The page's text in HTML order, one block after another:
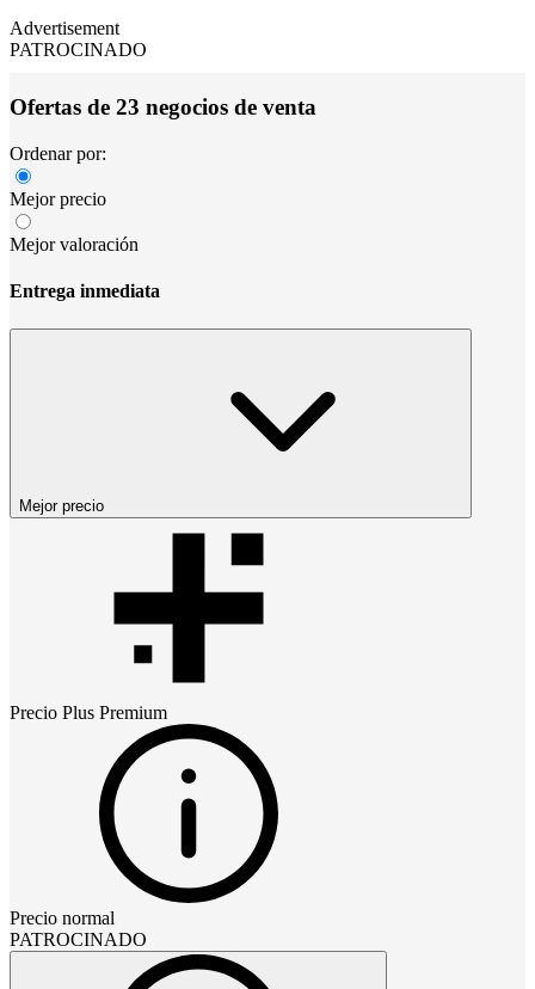
Advertisement
PATROCINADO
Ofertas de 23 negocios de venta
Ordenar por:
Mejor precio
Mejor valoración
Entrega inmediata
Mejor precio
Precio Plus Premium
Precio normal
PATROCINADO